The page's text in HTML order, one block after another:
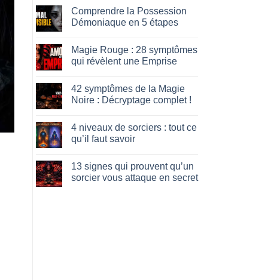
Comprendre la Possession
Démoniaque en 5 étapes
sur
Comprendre
la
en
5
étapes
Magie Rouge : 28 symptômes
qui révèlent une Emprise
sur
Magie
Rouge
symptômes
révèlent
42 symptômes de la Magie
Noire : Décryptage complet !
sur
symptômes
Magie
:
4 niveaux de sorciers : tout ce
qu’il faut savoir
sur
niveaux
13 signes qui prouvent qu’un
sorcier vous attaque en secret